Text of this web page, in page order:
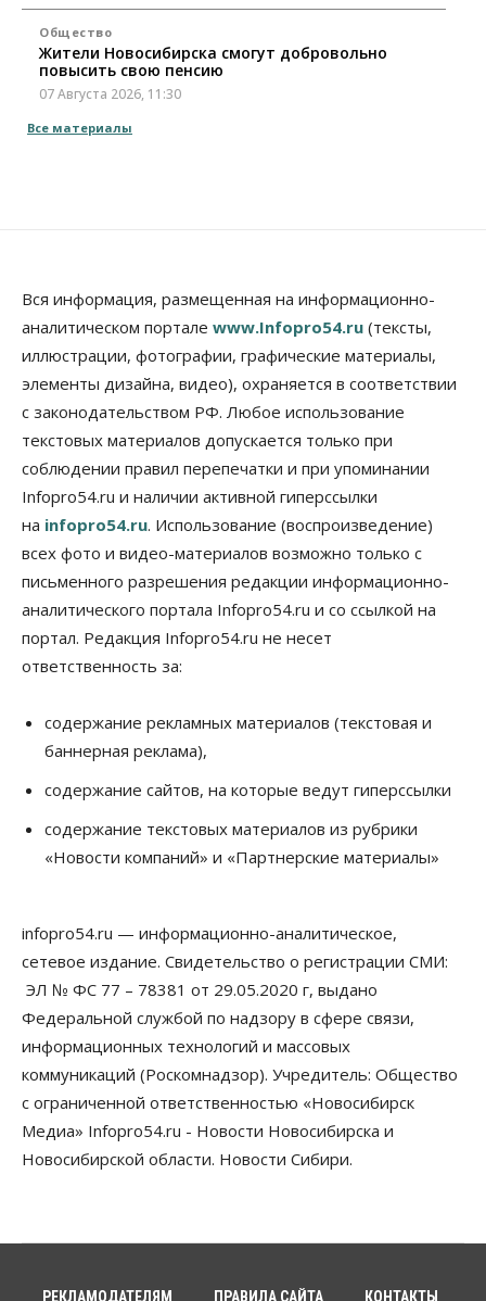
Общество
Жители Новосибирска смогут добровольно
повысить свою пенсию
07 Августа 2026, 11:30
Общество
заключили под стражу
07 Августа 2026, 10:15
Общество
Недели жары повлияли на урожай в
Новосибирской области, но режима ЧС не будет
Бизнес Право&Порядок
Предприятия Новосибирска
выстраивают системы защиты от атак БПЛА
07 Августа 2026, 09:00
Бизнес
По «Сибэлектротерму» выдали исполнительные
листы на полмиллиарда рублей
07 Августа 2026, 08:00
привлекать к разработке новых лекарств в
России
06 Августа 2026, 19:00
Россия построит в Киргизии новый кампус КРСУ:
30 гектаров, 15 тысяч студентов и 30 миллиардов
рублей
Общество
Новосибирским студентам помогают
адаптироваться к учебе через культуру
06 Августа 2026, 18:00
Бизнес Власть Недвижимость
Застройщики продавливают компромиссы по
площади участков для КРТ в Новосибирске
06 Августа 2026, 17:30
Около Заельцовского бора Новосибирска
задержали в Новосибирске
Все материалы
Вся информация, размещенная на информационно-
аналитическом портале www.Infopro54.ru (тексты,
иллюстрации, фотографии, графические материалы,
элементы дизайна, видео), охраняется в соответствии
с законодательством РФ. Любое использование
текстовых материалов допускается только при
соблюдении правил перепечатки и при упоминании
Infopro54.ru и наличии активной гиперссылки
на infopro54.ru. Использование (воспроизведение)
всех фото и видео-материалов возможно только с
письменного разрешения редакции информационно-
аналитического портала Infopro54.ru и со ссылкой на
портал. Редакция Infopro54.ru не несет
ответственность за:
содержание рекламных материалов (текстовая и
баннерная реклама),
содержание сайтов, на которые ведут гиперссылки
содержание текстовых материалов из рубрики
«Новости компаний» и «Партнерские материалы»
infopro54.ru — информационно-аналитическое,
сетевое издание. Свидетельство о регистрации СМИ:
ЭЛ № ФС 77 – 78381 от 29.05.2020 г, выдано
Федеральной службой по надзору в сфере связи,
информационных технологий и массовых
коммуникаций (Роскомнадзор). Учредитель: Общество
с ограниченной ответственностью «Новосибирск
Медиа» Infopro54.ru - Новости Новосибирска и
Новосибирской области. Новости Сибири.
РЕКЛАМОДАТЕЛЯМ ПРАВИЛА САЙТА КОНТАКТЫ